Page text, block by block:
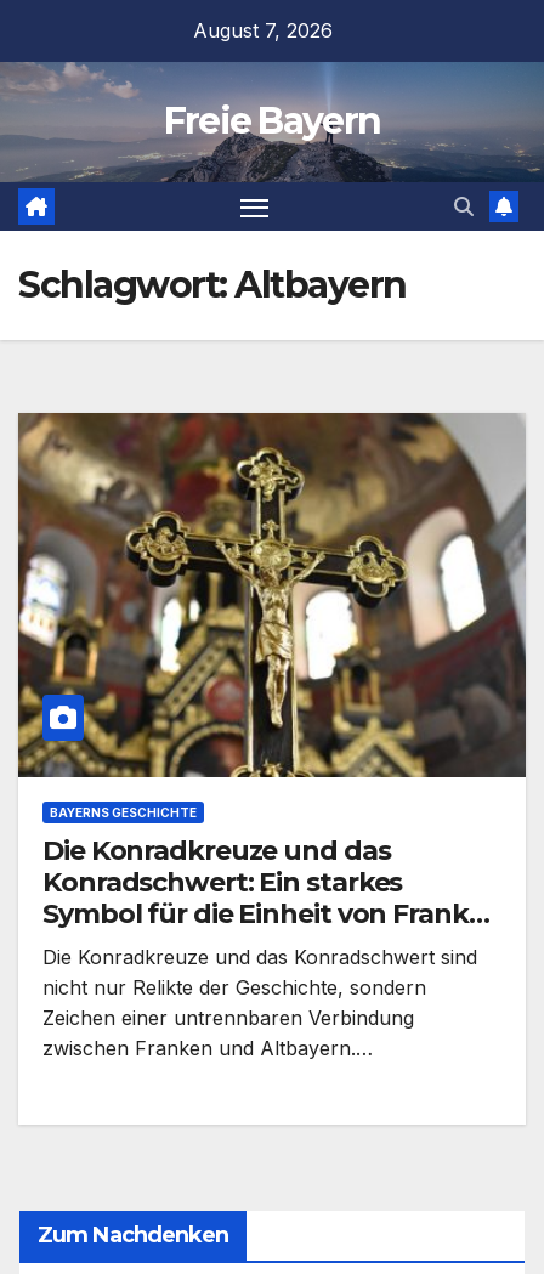
springen
August 7, 2026
Freie Bayern
Schlagwort:Altbayern
BAYERNS GESCHICHTE
Die Konradkreuze und das
Konradschwert: Ein starkes
Symbol für die Einheit von Franken
und Altbayern
Die Konradkreuze und das Konradschwert sind
nicht nur Relikte der Geschichte, sondern
Zeichen einer untrennbaren Verbindung
zwischen Franken und Altbayern.…
Zum Nachdenken